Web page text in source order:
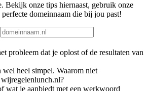
Bekijk onze tips hiernaast, gebruik onze
domeinnaam die bij jou past!
probleem dat je oplost of de resultaten van
wel heel simpel. Waarom niet
wat je aanbiedt met een werkwoord